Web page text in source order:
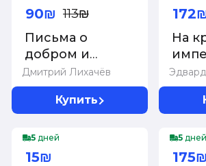
Дмитрий Лихачёв
Письма о
добром и
прекрасном
90₪ 113₪
Купить
На
5 дней
15₪
5 дней
175₪